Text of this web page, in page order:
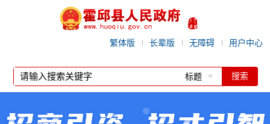
繁体版 长辈版 无障碍 用户中心
标题